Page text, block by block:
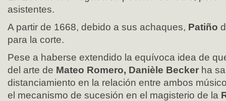
asistentes.
A partir de 1668, debido a sus achaques, Patiño
para la corte.
Pese a haberse extendido la equívoca idea de
del arte de Mateo Romero, Danièle Becker ha
distanciamiento en la relación entre ambos
el mecanismo de sucesión en el magisterio de la